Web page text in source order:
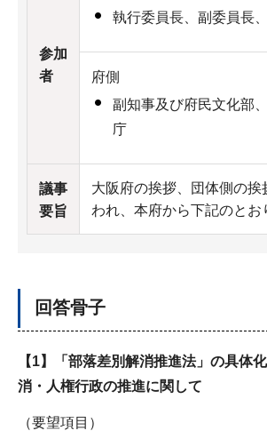
参加
者
執行委員長、副委員長
府側
副知事及び府民文化部
庁
議事
要旨
大阪府の挨拶、団体側の
われ、本府から下記のとお
回答骨子
【1】「部落差別解消推進法」の具体
消・人権行政の推進に関して
（要望項目）